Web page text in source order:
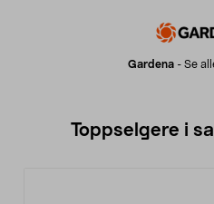
Gardena- Se
Toppselgere i